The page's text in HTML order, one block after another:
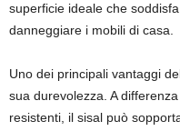
superficie ideale che
danneggiare i mobili di casa.
Uno dei principali vantaggi
sua durevolezza. A
resistenti, il sisal può